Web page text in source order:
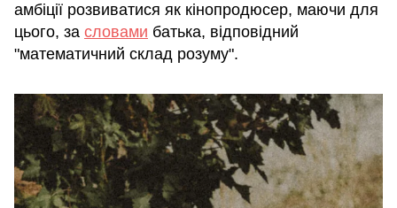
амбіції розвиватися як кінопродюсер, маючи для
цього, за словами батька, відповідний
"математичний склад розуму".